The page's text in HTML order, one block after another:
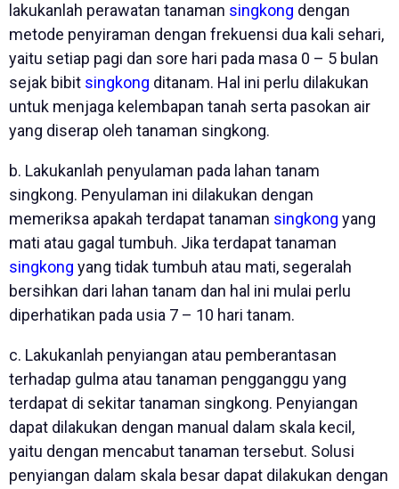
lakukanlah perawatan tanaman singkong dengan
metode penyiraman dengan frekuensi dua kali sehari,
yaitu setiap pagi dan sore hari pada masa 0 – 5 bulan
sejak bibit singkong ditanam. Hal ini perlu dilakukan
untuk menjaga kelembapan tanah serta pasokan air
yang diserap oleh tanaman singkong.
b. Lakukanlah penyulaman pada lahan tanam
singkong. Penyulaman ini dilakukan dengan
memeriksa apakah terdapat tanaman singkong yang
mati atau gagal tumbuh. Jika terdapat tanaman
singkong yang tidak tumbuh atau mati, segeralah
bersihkan dari lahan tanam dan hal ini mulai perlu
diperhatikan pada usia 7 – 10 hari tanam.
c. Lakukanlah penyiangan atau pemberantasan
terhadap gulma atau tanaman pengganggu yang
terdapat di sekitar tanaman singkong. Penyiangan
dapat dilakukan dengan manual dalam skala kecil,
yaitu dengan mencabut tanaman tersebut. Solusi
penyiangan dalam skala besar dapat dilakukan dengan